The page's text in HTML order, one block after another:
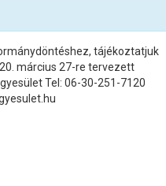
tájékoztatjuk
március 27-re tervezett
Tel: 06-30-251-7120